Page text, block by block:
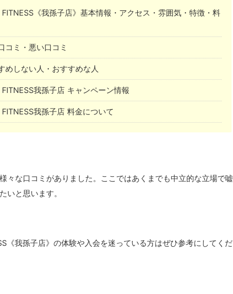
《我孫子店》基本情報・アクセス・雰囲気・特徴・料
コミ・悪い口コミ
めしない人・おすすめな人
我孫子店 キャンペーン情報
我孫子店 料金について
々な口コミがありました。ここではあくまでも中立的な立場で嘘
いと思います。
《我孫子店》の体験や入会を迷っている方はぜひ参考にしてくだ